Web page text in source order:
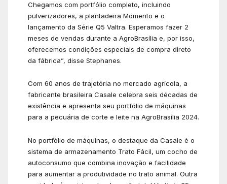
Chegamos com portfólio completo, incluindo
pulverizadores, a plantadeira Momento e o
lançamento da Série Q5 Valtra. Esperamos fazer 2
meses de vendas durante a AgroBrasília e, por isso,
oferecemos condições especiais de compra direto
da fábrica”, disse Stephanes.
Com 60 anos de trajetória no mercado agrícola, a
fabricante brasileira Casale celebra seis décadas de
existência e apresenta seu portfólio de máquinas
para a pecuária de corte e leite na AgroBrasília 2024.
No portfólio de máquinas, o destaque da Casale é o
sistema de armazenamento Trato Fácil, um cocho de
autoconsumo que combina inovação e facilidade
para aumentar a produtividade no trato animal. Outra